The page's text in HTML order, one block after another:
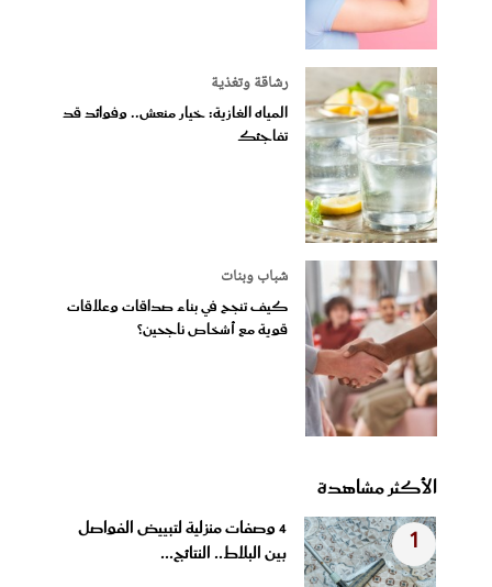
رشاقة وتغذية
المياه الغازية: خيار منعش.. وفوائد قد
تفاجئك
شباب وبنات
كيف تنجح في بناء صداقات وعلاقات
قوية مع أشخاص ناجحين؟
الأكثر مشاهدة
1
4 وصفات منزلية لتبييض الفواصل
بين البلاط.. النتائج...